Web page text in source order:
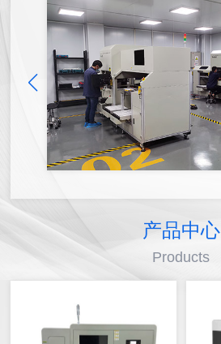
产品中心
Products